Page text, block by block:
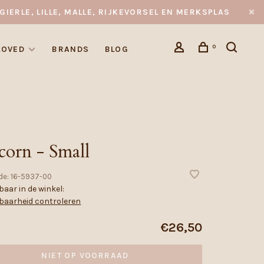
LILLE, MALLE, RIJKEVORSEL EN MERKSPLAS
BRANDS BLOG 0
- Small
16-5937-00
in de winkel:
controleren
€26,50
NIET OP VOORRAAD